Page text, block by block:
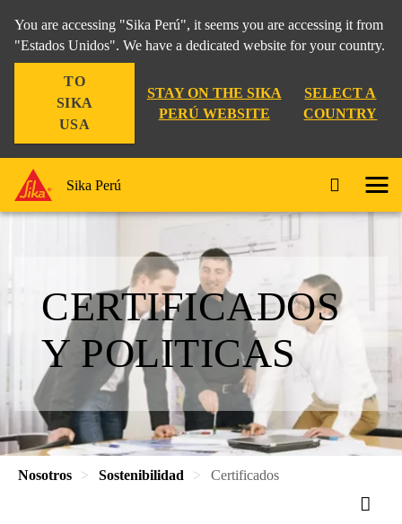
You are accessing "Sika Perú", it seems you are accessing it from
"Estados Unidos". We have a dedicated website for your country.
TO
SIKA
USA
STAY ON THE SIKA
PERÚ WEBSITE
SELECT A
COUNTRY
Sika Perú
CERTIFICADOS
Y POLITICAS
Nosotros Sostenibilidad Certificados